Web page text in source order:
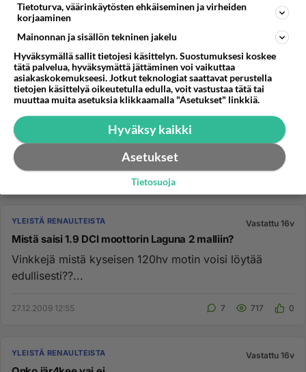
YLEISTÄ RENAULTEISTA Vastattu 16v
Mistä saisi 1.9 DCI moottorin Laguna 2 malliin?
Vinkkejä mistä kyseisen 120hv motin voisi löytää
edullisesti??...
27.12.2009 12:55 7 717 0
YLEISTÄ RENAULTEISTA Vastattu 16v
Tietoturva, väärinkäytösten ehkäiseminen ja virheiden
korjaaminen
Mainonnan ja sisällön tekninen jakelu
Hyväksymällä sallit tietojesi käsittelyn. Suostumuksesi koskee
tätä palvelua, hyväksymättä jättäminen voi vaikuttaa
asiakaskokemukseesi. Jotkut teknologiat saattavat perustella
tietojen käsittelyä oikeutetulla edulla, voit vastustaa tätä tai
muuttaa muita asetuksia klikkaamalla "Asetukset" linkkiä.
Hyväksy kaikki
Asetukset
Tietosuoja